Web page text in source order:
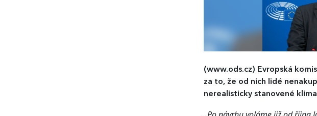
(www.ods.cz) Evropská
za to, že od nich lidé
nerealisticky stanovené